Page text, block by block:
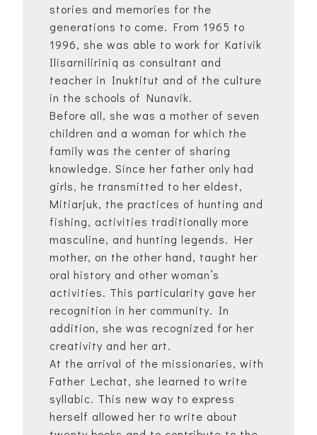
stories and memories for the
generations to come. From 1965 to
1996, she was able to work for Kativik
Ilisarniliriniq as consultant and
teacher in Inuktitut and of the culture
in the schools of Nunavik.
Before all, she was a mother of seven
children and a woman for which the
family was the center of sharing
knowledge. Since her father only had
girls, he transmitted to her eldest,
Mitiarjuk, the practices of hunting and
fishing, activities traditionally more
masculine, and hunting legends. Her
mother, on the other hand, taught her
oral history and other woman’s
activities. This particularity gave her
recognition in her community. In
addition, she was recognized for her
creativity and her art.
At the arrival of the missionaries, with
Father Lechat, she learned to write
syllabic. This new way to express
herself allowed her to write about